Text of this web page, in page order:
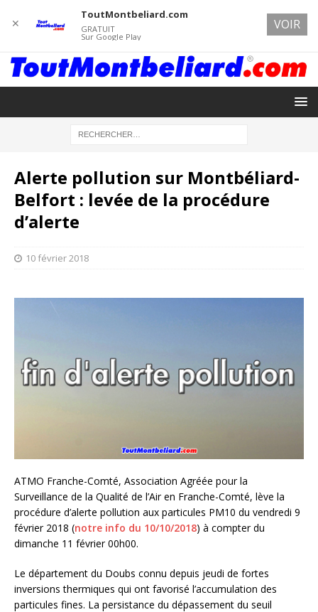
Alerte pollution sur Montbéliard-
Belfort : levée de la procédure
d’alerte
10 février 2018
ATMO Franche-Comté, Association Agréée pour la
Surveillance de la Qualité de l’Air en Franche-Comté, lève la
procédure d’alerte pollution aux particules PM10 du vendredi 9
février 2018 (notre info du 10/10/2018) à compter du
dimanche 11 février 00h00.
Le département du Doubs connu depuis jeudi de fortes
inversions thermiques qui ont favorisé l’accumulation des
particules fines. La persistance du dépassement du seuil
✕
ToutMontbeliard.com
GRATUIT
Sur Google Play
VOIR